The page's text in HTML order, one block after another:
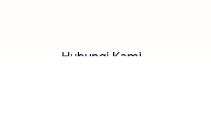
Hubungi Kami